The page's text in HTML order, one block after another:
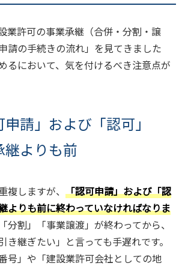
業許可の事業承継（合併・分割・譲
請の手続きの流れ」を見てきました
るにおいて、気を付けるべき注意点が
請」および「認可」
継よりも前
複しますが、 「認可申請」および「認
よりも前に終わっていなければなりま
分割」「事業譲渡」が終わってから、
き継ぎたい」と言っても手遅れです。
号」や「建設業許可会社としての地